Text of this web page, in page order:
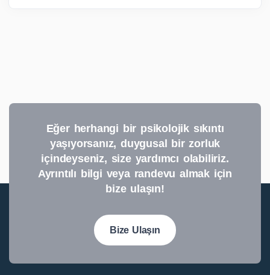
Eğer herhangi bir psikolojik sıkıntı
yaşıyorsanız, duygusal bir zorluk
içindeyseniz, size yardımcı olabiliriz.
Ayrıntılı bilgi veya randevu almak için
bize ulaşın!
Bize Ulaşın